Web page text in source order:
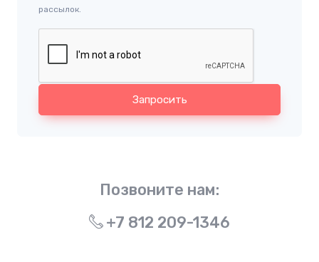
рассылок.
Запросить
Позвоните нам:
+7 812 209-1346